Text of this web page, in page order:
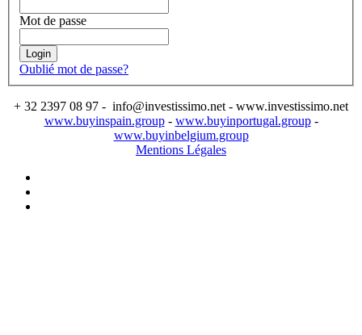
Mot de passe
Login
Oublié mot de passe?
+ 32 2397 08 97 - info@investissimo.net - www.investissimo.net
www.buyinspain.group- www.buyinportugal.group-
www.buyinbelgium.group
Mentions Légales